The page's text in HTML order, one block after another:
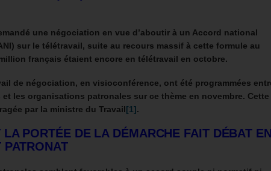
une négociation en vue d’aboutir à un Accord national
sur le télétravail, suite au recours massif à cette formule au
français étaient encore en télétravail en octobre.
de négociation, en visioconférence, ont été programmées
les organisations patronales sur ce thème en novembre. Cette
par la ministre du Travail[1].
LA PORTÉE DE LA DÉMARCHE FAIT DÉBAT
PATRONAT